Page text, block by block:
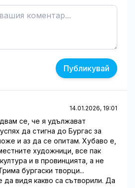
Публикувай
14.01.2026, 19:01
се, че я удължават
да стигна до Бургас за
и аз да се опитам. Хубаво е,
художници, все пак
и в провинцията, а не
бургаски творци...
да видя какво са сътворили. Да